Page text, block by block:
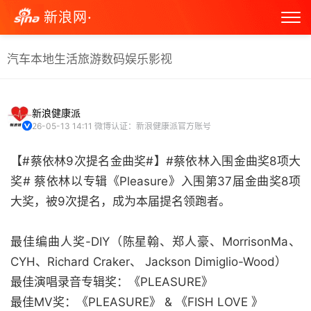
新浪网·
汽车本地生活旅游数码娱乐影视
新浪健康派
26-05-13 14:11 微博认证：新浪健康派官方账号
【#蔡依林9次提名金曲奖#】#蔡依林入围金曲奖8项大
奖# 蔡依林以专辑《Pleasure》入围第37届金曲奖8项
大奖，被9次提名，成为本届提名领跑者。
最佳编曲人奖-DIY（陈星翰、郑人豪、MorrisonMa、
CYH、Richard Craker、 Jackson Dimiglio-Wood）
最佳演唱录音专辑奖：《PLEASURE》
最佳MV奖：《PLEASURE》 & 《FISH LOVE 》